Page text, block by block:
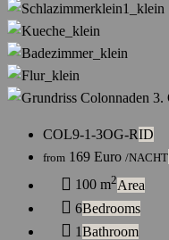
COL9-1-3OG-RID
from 169 Euro /NACHT
100 m2Area
6Bedrooms
1Bathroom